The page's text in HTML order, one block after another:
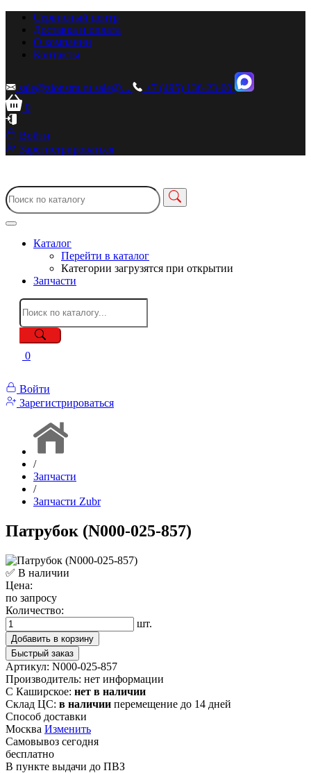
Сервисный центр
Доставка и оплата
О компании
Контакты
sale@zionstm.ru sale@...
+7 (495) 136-23-00
0
Войти
Зарегистрироваться
Каталог
Перейти в каталог
Категории загрузятся при открытии
Запчасти
0
Войти
Зарегистрироваться
/
Запчасти
/
Запчасти Zubr
Патрубок (N000-025-857)
✅ В наличии
Цена:
по запросу
Количество:
шт.
Добавить в корзину
Быстрый заказ
Артикул: N000-025-857
Производитель: нет информации
С Каширское: нет в наличии
Склад ЦС: в наличии перемещение до 14 дней
Способ доставки
Москва Изменить
Самовывоз сегодня
бесплатно
В пункте выдачи до ПВЗ